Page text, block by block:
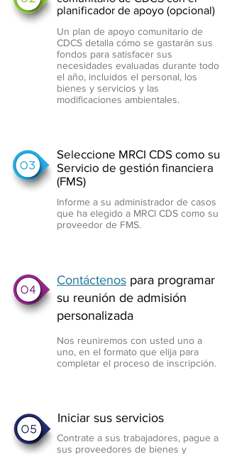
planificador de apoyo (opcional)
Un plan de apoyo comunitario de
CDCS detalla cómo se gastarán sus
fondos para satisfacer sus
necesidades evaluadas durante todo
el año, incluidos el personal, los
bienes y servicios y las
modificaciones ambientales.
Seleccione MRCI CDS como su
Servicio de gestión financiera
(FMS)
Informe a su administrador de casos
que ha elegido a MRCI CDS como su
proveedor de FMS.
Contáctenos para programar
su reunión de admisión
personalizada
Nos reuniremos con usted uno a
uno, en el formato que elija para
completar el proceso de inscripción.
Iniciar sus servicios
Contrate a sus trabajadores, pague a
sus proveedores de bienes y